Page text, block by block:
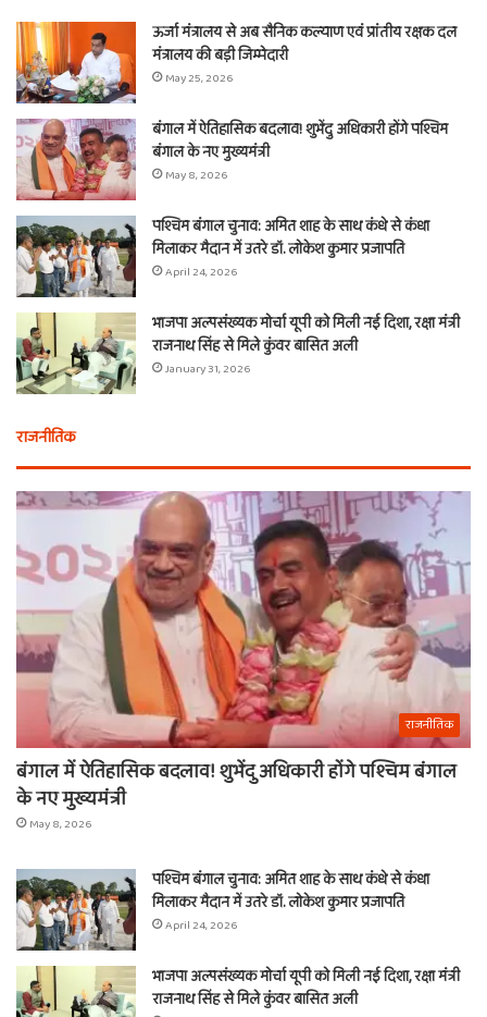
ऊर्जा मंत्रालय से अब सैनिक कल्याण एवं प्रांतीय रक्षक दल
मंत्रालय की बड़ी जिम्मेदारी
May 25, 2026
बंगाल में ऐतिहासिक बदलाव! शुभेंदु अधिकारी होंगे पश्चिम
बंगाल के नए मुख्यमंत्री
May 8, 2026
पश्चिम बंगाल चुनाव: अमित शाह के साथ कंधे से कंधा
मिलाकर मैदान में उतरे डॉ. लोकेश कुमार प्रजापति
April 24, 2026
भाजपा अल्पसंख्यक मोर्चा यूपी को मिली नई दिशा, रक्षा मंत्री
राजनाथ सिंह से मिले कुंवर बासित अली
January 31, 2026
राजनीतिक
राजनीतिक
बंगाल में ऐतिहासिक बदलाव! शुभेंदु अधिकारी होंगे पश्चिम बंगाल
के नए मुख्यमंत्री
May 8, 2026
पश्चिम बंगाल चुनाव: अमित शाह के साथ कंधे से कंधा
मिलाकर मैदान में उतरे डॉ. लोकेश कुमार प्रजापति
April 24, 2026
भाजपा अल्पसंख्यक मोर्चा यूपी को मिली नई दिशा, रक्षा मंत्री
राजनाथ सिंह से मिले कुंवर बासित अली